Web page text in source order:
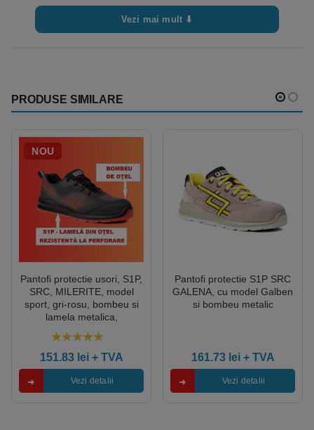
Vezi mai mult ⬇
PRODUSE SIMILARE
NOU
Pantofi protectie usori, S1P,
SRC, MILERITE, model
sport, gri-rosu, bombeu si
lamela metalica,
Coverguard
151.83 lei+ TVA
Vezi detalii
Pantofi protectie S1P SRC
GALENA, cu model Galben
si bombeu metalic
161.73 lei+ TVA
Vezi detalii